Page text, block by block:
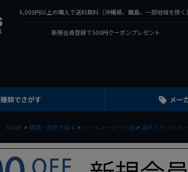
6,000円以上の購入で送料無料（沖縄県、離島、一部地域を除く）
新規会員登録で500円クーポンプレゼント
種類でさがす メー
HOME 種類・用途で探す ツ－ルメーカー小物 海外ブランドメ